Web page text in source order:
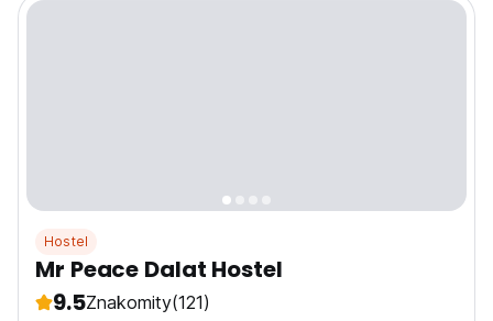
Hostel
Mr Peace Dalat Hostel
9.5Znakomity(121)